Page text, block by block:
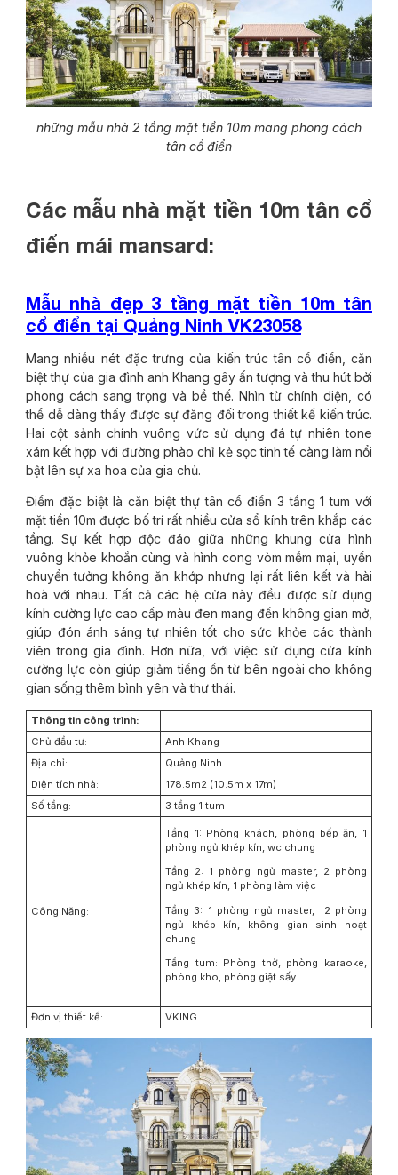
những mẫu nhà 2 tầng mặt tiền 10m mang phong cách
tân cổ điển
Các mẫu nhà mặt tiền 10m tân cổ
điển mái mansard:
Mẫu nhà đẹp 3 tầng mặt tiền 10m tân
cổ điển tại Quảng Ninh VK23058
Mang nhiều nét đặc trưng của kiến trúc tân cổ điển, căn
biệt thự của gia đình anh Khang gây ấn tượng và thu hút bởi
phong cách sang trọng và bề thế. Nhìn từ chính diện, có
thể dễ dàng thấy được sự đăng đối trong thiết kế kiến trúc.
Hai cột sảnh chính vuông vức sử dụng đá tự nhiên tone
xám kết hợp với đường phào chỉ kẻ sọc tinh tế càng làm nổi
bật lên sự xa hoa của gia chủ.
Điểm đặc biệt là căn biệt thự tân cổ điển 3 tầng 1 tum với
mặt tiền 10m được bố trí rất nhiều cửa sổ kính trên khắp các
tầng. Sự kết hợp độc đáo giữa những khung cửa hình
vuông khỏe khoắn cùng và hình cong vòm mềm mại, uyển
chuyển tưởng không ăn khớp nhưng lại rất liên kết và hài
hoà với nhau. Tất cả các hệ cửa này đều được sử dụng
kính cường lực cao cấp màu đen mang đến không gian mở,
giúp đón ánh sáng tự nhiên tốt cho sức khỏe các thành
viên trong gia đình. Hơn nữa, với việc sử dụng cửa kính
cường lực còn giúp giảm tiếng ồn từ bên ngoài cho không
gian sống thêm bình yên và thư thái.
Thông tin công trình:
Chủ đầu tư:
Anh Khang
Địa chỉ:
Quảng Ninh
Diện tích nhà:
178.5m2 (10.5m x 17m)
Số tầng:
3 tầng 1 tum
Công Năng:
Tầng 1: Phòng khách, phòng bếp ăn, 1
phòng ngủ khép kín, wc chung
Tầng 2: 1 phòng ngủ master, 2 phòng
ngủ khép kín, 1 phòng làm việc
Tầng 3: 1 phòng ngủ master, 2 phòng
ngủ khép kín, không gian sinh hoạt
chung
Tầng tum: Phòng thờ, phòng karaoke,
phòng kho, phòng giặt sấy
Đơn vị thiết kế: VKING